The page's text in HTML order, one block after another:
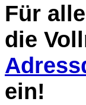
Für
die
ein!